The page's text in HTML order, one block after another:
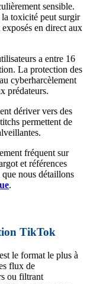
sensible.
la toxicité peut surgir
en direct aux
a entre 16
La protection des
cyberharcèlement
prédateurs.
dériver vers des
permettent de
fréquent sur
et références
nous détaillons
.
TikTok
le format le plus à
flux de
ou filtrant